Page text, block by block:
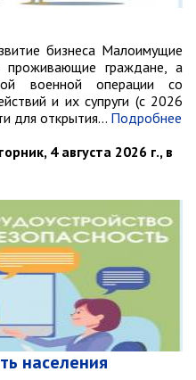
экстремизму
коррупции
прокуратура
ПК
и социального
в г.
бизнеса Малоимущие
граждане, а
военной операции со
и их супруги (с 2026
для открытия… Подробнее
4 августа 2026 г., в
населения